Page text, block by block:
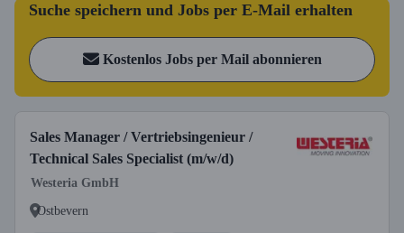
Suche speichern und Jobs per E-Mail erhalten
Kostenlos Jobs per Mail abonnieren
Sales Manager / Vertriebsingenieur /
Technical Sales Specialist (m/w/d)
Westeria GmbH
Ostbevern